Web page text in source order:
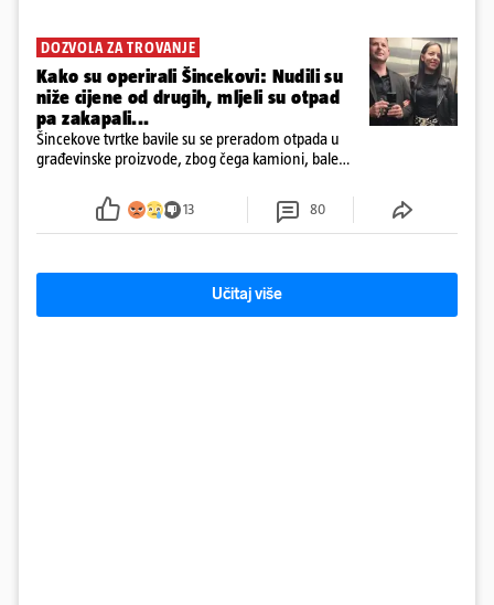
DOZVOLA ZA TROVANJE
Kako su operirali Šincekovi: Nudili su
niže cijene od drugih, mljeli su otpad
pa zakapali...
Šincekove tvrtke bavile su se preradom otpada u
građevinske proizvode, zbog čega kamioni, bale
13 80
Učitaj više